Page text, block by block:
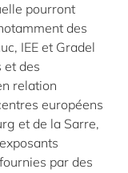
pourront
des
IEE et Gradel
des
relation
européens
et de la Sarre,
par des